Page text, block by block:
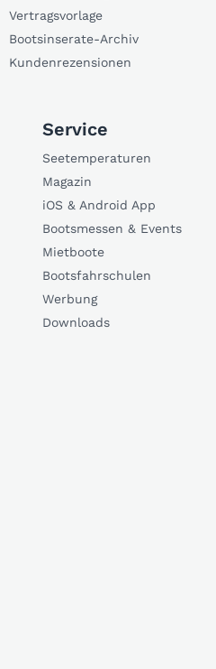
Vertragsvorlage
Bootsinserate-Archiv
Kundenrezensionen
Service
Seetemperaturen
Magazin
iOS & Android App
Bootsmessen & Events
Mietboote
Bootsfahrschulen
Werbung
Downloads